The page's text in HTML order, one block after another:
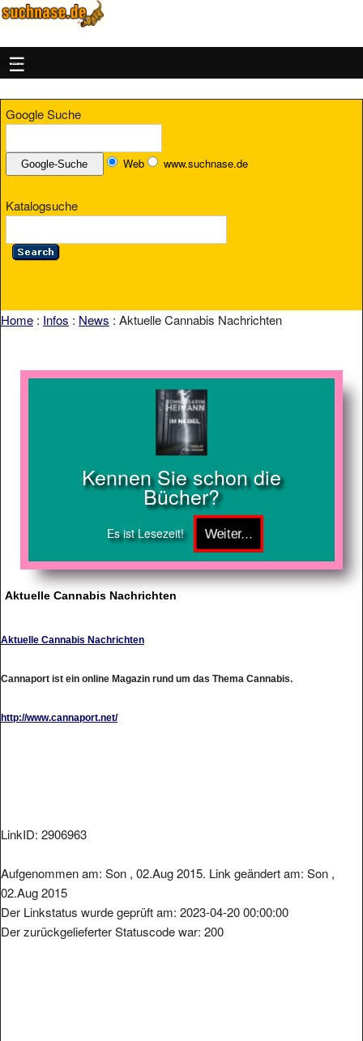
MENU
Google Suche
Web www.suchnase.de
Katalogsuche
Home : Infos : News : Aktuelle Cannabis Nachrichten
Kennen Sie schon die
Bücher?
Es ist Lesezeit!
Aktuelle Cannabis Nachrichten
Aktuelle Cannabis Nachrichten
Cannaport ist ein online Magazin rund um das Thema Cannabis.
http://www.cannaport.net/
LinkID: 2906963
Aufgenommen am: Son , 02.Aug 2015. Link geändert am: Son ,
02.Aug 2015
Der Linkstatus wurde geprüft am: 2023-04-20 00:00:00
Der zurückgelieferter Statuscode war: 200